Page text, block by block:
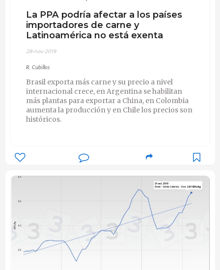
La PPA podría afectar a los países
importadores de carne y
Latinoamérica no está exenta
28-nov-2019
R. Cubillos
Brasil exporta más carne y su precio a nivel
internacional crece, en Argentina se habilitan
más plantas para exportar a China, en Colombia
aumenta la producción y en Chile los precios son
históricos.